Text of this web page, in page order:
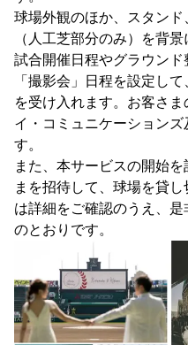
球場外観のほか、スタン
（人工芝部分のみ）を背
試合開催日程やグラウンド
「撮影会」日程を設定し
を受け入れます。お客さ
イ・コミュニケーション
す。
また、本サービスの開始
まを招待して、球場を貸
は詳細をご確認のうえ、
のとおりです。